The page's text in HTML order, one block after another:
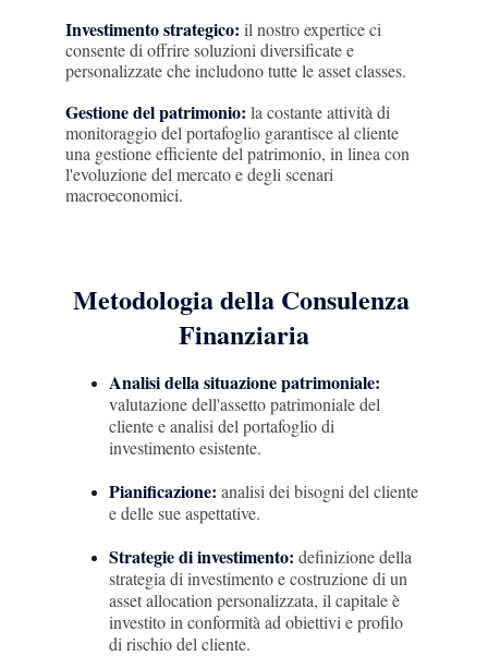
Analisi della situazione patrimoniale:
valutazione dell'assetto patrimoniale del
cliente e analisi del portafoglio di
investimento esistente.
Pianificazione: analisi dei bisogni del cliente
e delle sue aspettative.
Strategie di investimento: definizione della
strategia di investimento e costruzione di un
asset allocation personalizzata, il capitale è
investito in conformità ad obiettivi e profilo
di rischio del cliente.
Investimento strategico: il nostro expertice ci
consente di offrire soluzioni diversificate e
personalizzate che includono tutte le asset classes.
Gestione del patrimonio: la costante attività di
monitoraggio del portafoglio garantisce al cliente
una gestione efficiente del patrimonio, in linea con
l'evoluzione del mercato e degli scenari
macroeconomici.
Metodologia della Consulenza
Finanziaria